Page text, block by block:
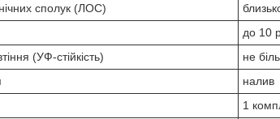
сполук (ЛОС)
до 10
(УФ-стійкість)
не
налив
1